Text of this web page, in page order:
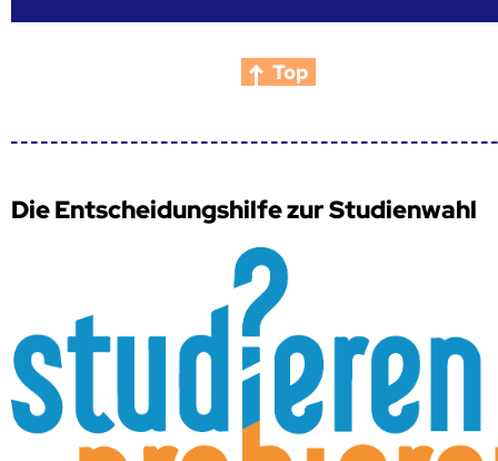
Top
Die Entscheidungshilfe zur Studienwahl